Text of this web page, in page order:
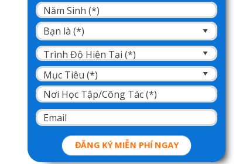
ĐĂNG KÝ MIỄN PHÍ NGAY